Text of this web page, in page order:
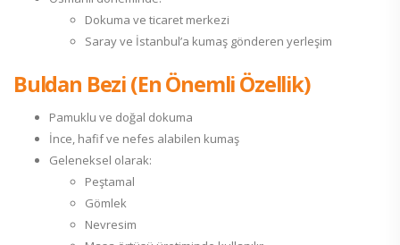
Dokuma ve ticaret merkezi
Saray ve İstanbul’a kumaş gönderen yerleşim
Buldan Bezi (En Önemli Özellik)
Pamuklu ve doğal dokuma
İnce, hafif ve nefes alabilen kumaş
Geleneksel olarak:
Peştamal
Gömlek
Nevresim